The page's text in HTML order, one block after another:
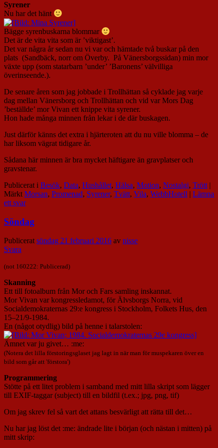
Syrener
Nu har det hänt
Bägge syrenbuskarna blommar
Det är de vita vita som är ’viktigast’.
Det var några år sedan nu vi var och hämtade två buskar på den
plats (Sandbäck, norr om Överby. På Vänersborgssidan) min mor
växte upp (som statarbarn ’under’ ’Baronens’ välvilliga
överinseende.).
De senare åren som jag jobbade i Trollhättan så cyklade jag varje
dag mellan Vänersborg och Trollhättan och vid var Mors Dag
’beställde’ mor Vivan ett knippe vita syrener.
Hon hade många minnen från lekar i de där buskagen.
Just därför känns det extra i hjärteroten att du nu ville blomma – de
har liksom vägrat tidigare år.
Sådana här minnen är bra mycket häftigare än gravplatser och
gravstenar.
Publicerat i Besök, Data, Hushållet, Hälsa, Motion, Nostalgi, Trött |
Märkt Morsan, Promenad, Syrener, Tvätt, Vila, WebbHotell | Lämna
ett svar
Söndag
Publicerat söndag 21 februari 2016 av nisse
Svara
(not 160222: Publicerad)
Skanning
Ett till fotoalbum från Mor och Fars samling inskannat.
Mor Vivan var kongressledamot, för Älvsborgs Norra, vid
Socialdemokraternas 29:e kongress i Stockholm, Folkets Hus, den
15–21/9-1984.
En (något otydlig) bild på henne i talarstolen:
Ämnet var ju givet… :me:
(Notera det lilla förstoringsglaset jag lagt in när man för muspekaren över en
bild som går att 'förstora')
Programmering
Stötte på ett litet problem i samband med mitt lilla skript som lägger
till EXIF-taggar (subject) till en bildfil (t.ex.; jpg, png, tif)
Om jag skrev fel så vart det attans besvärligt att rätta till det…
Nu har jag löst det :me: ändrade lite i början (och nästan i mitten) på
mitt skrip: